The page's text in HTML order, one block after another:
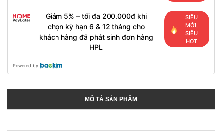
Giảm 5% – tối đa 200.000đ khi
chọn kỳ hạn 6 & 12 tháng cho
khách hàng đã phát sinh đơn hàng
HPL
SIÊU
MỚI,
SIÊU
HOT
Powered by
MÔ TẢ SẢN PHẨM